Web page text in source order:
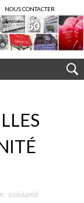
NOUS CONTACTER
, solidarité